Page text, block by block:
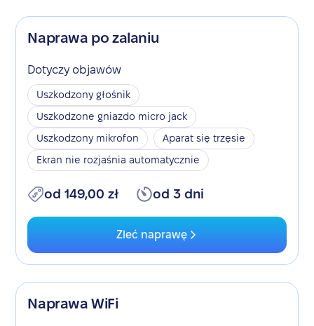
Naprawa po zalaniu
Dotyczy objawów
Uszkodzony głośnik
Uszkodzone gniazdo micro jack
Uszkodzony mikrofon
Aparat się trzęsie
Ekran nie rozjaśnia automatycznie
od 149,00 zł od 3 dni
Zleć naprawę
Naprawa WiFi